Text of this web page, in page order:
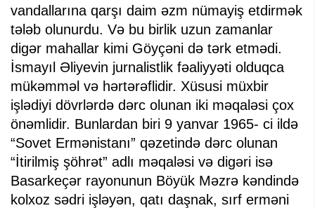
vandallarına qarşı daim əzm nümayiş etdirmək
tələb olunurdu. Və bu birlik uzun zamanlar
digər mahallar kimi Göyçəni də tərk etmədi.
İsmayıl Əliyevin jurnalistlik fəaliyyəti olduqca
mükəmməl və hərtərəflidir. Xüsusi müxbir
işlədiyi dövrlərdə dərc olunan iki məqaləsi çox
önəmlidir. Bunlardan biri 9 yanvar 1965- ci ildə
“Sovet Ermənistanı” qəzetində dərc olunan
“İtirilmiş şöhrət” adlı məqaləsi və digəri isə
Basarkeçər rayonunun Böyük Məzrə kəndində
kolxoz sədri işləyən, qatı daşnak, sırf erməni